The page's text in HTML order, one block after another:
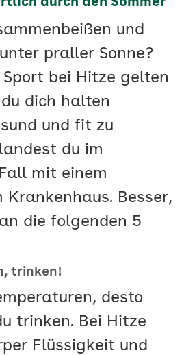
und
praller Sonne?
bei Hitze gelten
dich halten
und fit zu
du im
mit einem
Krankenhaus. Besser,
die folgenden 5
trinken!
desto
trinken. Bei Hitze
Flüssigkeit und